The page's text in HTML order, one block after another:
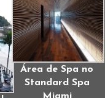
Área de Spa no
Standard Spa